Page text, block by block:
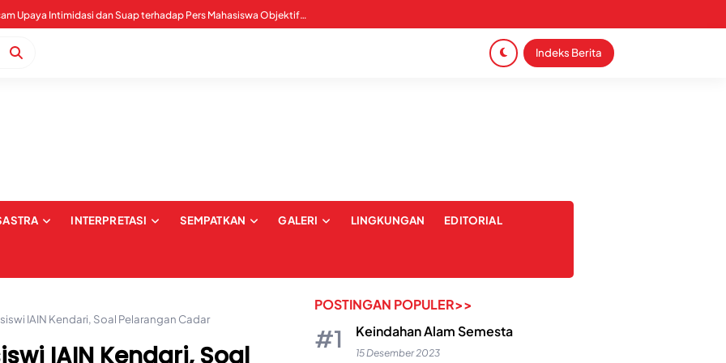
Tolak Tambang Kuarsit, Siap Tempuh Jalur Hukum WALHI Sultra Mengecam Upaya Intimidasi dan Suap terhadap Pers Mahasiswa Objektif IAIN Kendari
Indeks Berita
INTERPRETASI SEMPATKAN GALERI LINGKUNGAN EDITORIAL
IAIN Kendari, Soal Pelarangan Cadar
IAIN Kendari, Soal
POSTINGAN POPULER>>
Keindahan Alam Semesta
15 Desember 2023